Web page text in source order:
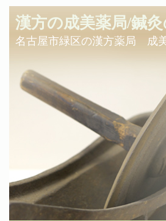
漢方の成美薬局/鍼
名古屋市緑区の漢方薬局 成